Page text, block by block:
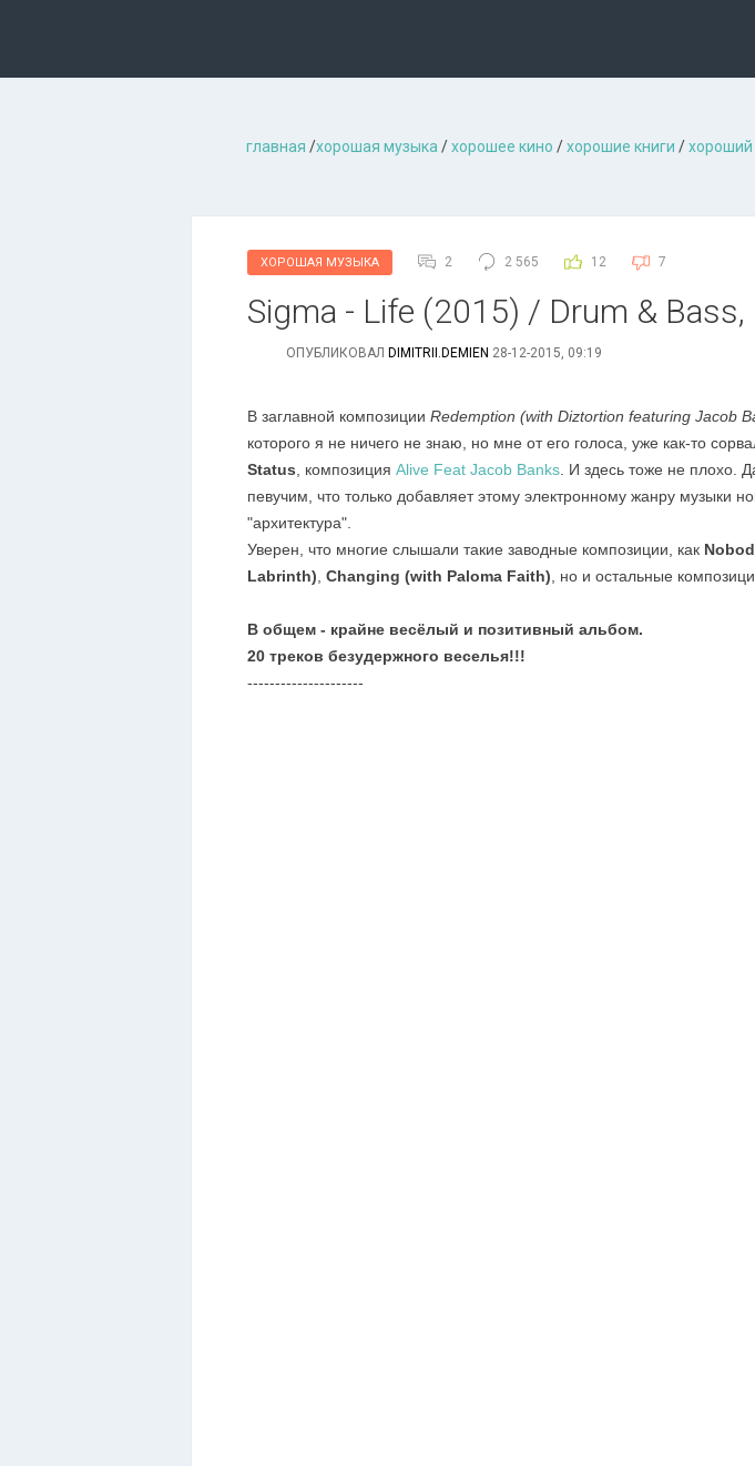
главная /хорошая музыкa /хорошее кино /хорошие книги /
ХОРОШАЯ МУЗЫКА 2 2 565 12 7
Sigma - Life (2015) / Drum & Bass,
ОПУБЛИКОВАЛ DIMITRII.DEMIEN 28-12-2015, 09:19
В заглавной композиции Redemption (with Diztortion featuring Jacob
которого я не ничего не знаю, но мне от его голоса, уже как-то
Status , композиция Alive Feat Jacob Banks . И здесь тоже не
певучим, что только добавляет этому электронному жанру музыки
"архитектура".
Уверен, что многие слышали такие заводные композиции, как
Labrinth) Changing (with Paloma Faith) , но и остальные
В общем - крайне весёлый и позитивный альбом.
20 треков безудержного веселья!!!
---------------------